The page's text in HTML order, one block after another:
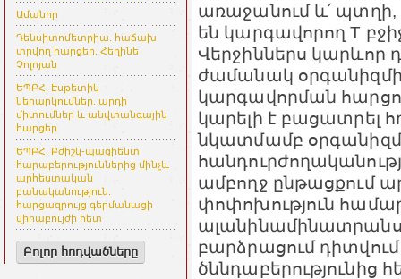
Ամանոր
Դենսիտոմետրիա. հաճախ
տրվող հարցեր. Հեղինե
Չոլոյան
ԵՊԲՀ. Էսթետիկ
ներարկումներ. արդի
միտումներ և անվտանգային
հարցեր
ԵՊԲՀ. Բժիշկ-պացիենտ
հարաբերություններից մինչև
արհեստական
բանականություն.
հարցազրույց գերմանացի
վիրաբույժի հետ
Բոլոր հոդվածները
առաջանում և՛ պտղի,
են կարգավորող T
Վերջիններս կարևոր
ժամանակ
կարգավորման
կարելի է բացատրել
նկատմամբ
ամբողջ ընթացքում
փոփոխություն
բարձրացում դիտվում
ծննդաբերությունից